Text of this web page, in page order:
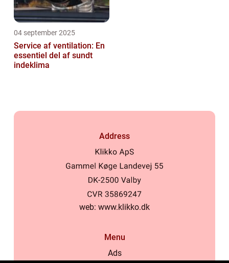
04 september 2025
Service af ventilation: En
essentiel del af sundt
indeklima
Address
web: www.klikko.dk
Menu
Ads